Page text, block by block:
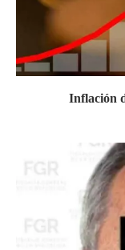
Inflación